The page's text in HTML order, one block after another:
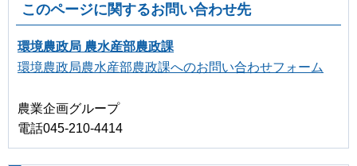
このページに関するお問い合わせ先
環境農政局 農水産部農政課
環境農政局農水産部農政課へのお問い合わせフォーム
農業企画グループ
電話045-210-4414